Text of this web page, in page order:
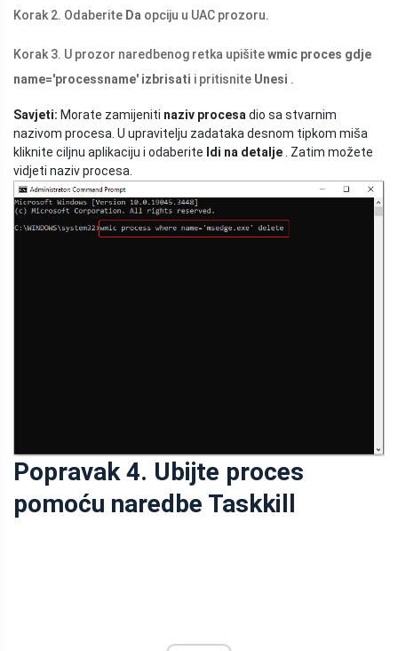
Korak 2. Odaberite Da opciju u UAC prozoru.
Korak 3. U prozor naredbenog retka upišitewmic proces gdje
name='processname' izbrisati i pritisnite Unesi .
Savjeti: Morate zamijeniti naziv procesa dio sa stvarnim
nazivom procesa. U upravitelju zadataka desnom tipkom miša
kliknite ciljnu aplikaciju i odaberite Idi na detalje . Zatim možete
vidjeti naziv procesa.
Popravak 4. Ubijte proces
pomoću naredbe Taskkill